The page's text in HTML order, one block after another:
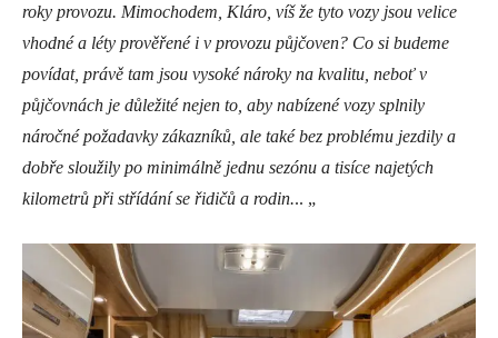
roky provozu. Mimochodem, Kláro, víš že tyto vozy jsou velice
vhodné a léty prověřené i v provozu půjčoven? Co si budeme
povídat, právě tam jsou vysoké nároky na kvalitu, neboť v
půjčovnách je důležité nejen to, aby nabízené vozy splnily
náročné požadavky zákazníků, ale také bez problému jezdily a
dobře sloužily po minimálně jednu sezónu a tisíce najetých
kilometrů při střídání se řidičů a rodin... „